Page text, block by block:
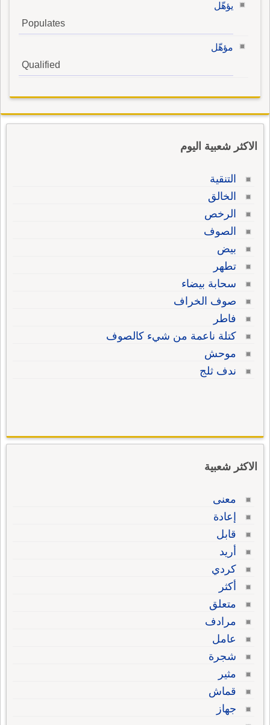
يؤهّل
Populates
مؤهّل
Qualified
الاكثر شعبية اليوم
التنقية
الخالق
الرخص
الصوف
بيض
تطهر
سحابة بيضاء
صوف الخراف
فاطر
كتلة ناعمة من شيء كالصوف
موحش
ندف ثلج
الاكثر شعبية
معنى
إعادة
قابل
أريد
كردي
أكثر
متعلق
مرادف
عامل
شجرة
مثير
قماش
جهاز